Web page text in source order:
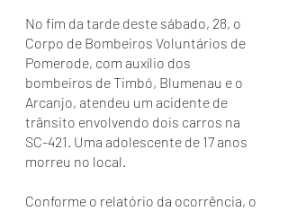
No fim da tarde deste sábado, 28, o
Corpo de Bombeiros Voluntários de
Pomerode, com auxílio dos
bombeiros de Timbó, Blumenau e o
Arcanjo, atendeu um acidente de
trânsito envolvendo dois carros na
SC-421. Uma adolescente de 17 anos
morreu no local.
Conforme o relatório da ocorrência, o